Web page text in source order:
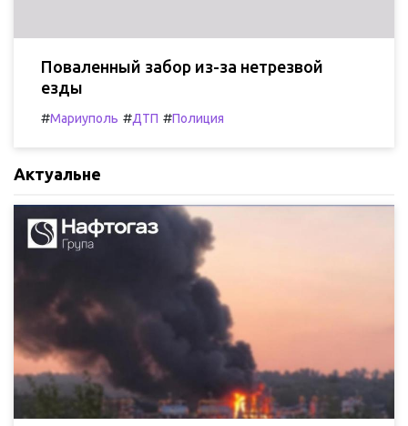
Поваленный забор из-за нетрезвой
езды
#Мариуполь #ДТП #Полиция
Актуальне